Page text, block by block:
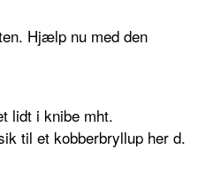
Hjælp nu med den
lidt i knibe mht.
til et kobberbryllup her d.